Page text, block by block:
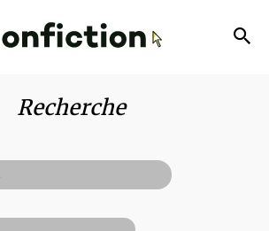
Recherche